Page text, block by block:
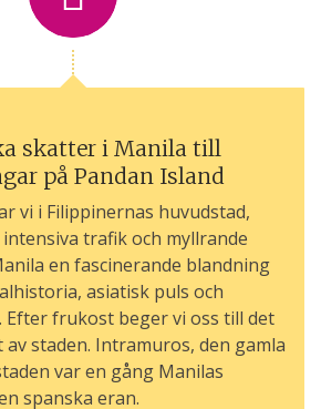
skatter i Manila till
på Pandan Island
vi i Filippinernas huvudstad,
trafik och myllrande
en fascinerande blandning
asiatisk puls och
Efter frukost beger vi oss till det
staden. Intramuros, den gamla
var en gång Manilas
spanska eran.